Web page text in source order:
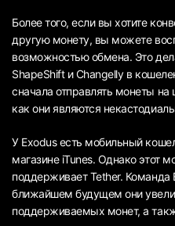
Более того, если вы хотите
другую монету, вы можете
возможностью обмена. Это
ShapeShift и Changelly в
сначала отправлять монеты
как они являются
У Exodus есть мобильный
магазине iTunes. Однако этот
поддерживает Tether. Команда
ближайшем будущем они
поддерживаемых монет, а